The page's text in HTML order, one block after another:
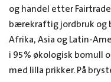
og handel etter
bærekraftig jordbruk og
Afrika, Asia og Latin-
i 95% økologisk bomull
med lilla prikker. På